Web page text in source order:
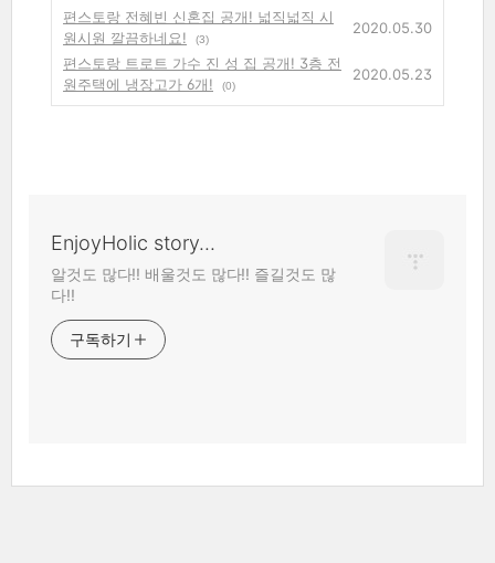
편스토랑 전혜빈 신혼집 공개! 넓직넓직 시
원시원 깔끔하네요!
(3)
2020.05.30
편스토랑 트로트 가수 진 성 집 공개! 3층 전
원주택에 냉장고가 6개!
(0)
2020.05.23
EnjoyHolic story...
알것도 많다!! 배울것도 많다!! 즐길것도 많
다!!
구독하기